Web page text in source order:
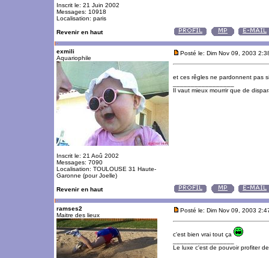
Inscrit le: 21 Juin 2002
Messages: 10918
Localisation: paris
Revenir en haut
exmili
Aquariophile
Inscrit le: 21 Aoû 2002
Messages: 7090
Localisation: TOULOUSE 31 Haute-
Garonne (pour Joelle)
Posté le: Dim Nov 09, 2003
et ces rêgles ne pardonnent pas
Il vaut mieux mourrir que de
Revenir en haut
ramses2
Maitre des lieux
Posté le: Dim Nov 09, 2003
c'est bien vrai tout ça
Le luxe c'est de pouvoir profiter